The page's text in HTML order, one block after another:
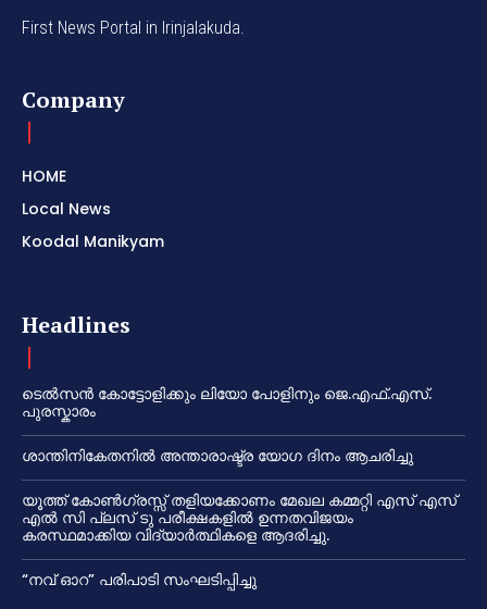
First News Portal in Irinjalakuda.
Company
HOME
Local News
Koodal Manikyam
Headlines
ടെൽസൻ കോട്ടോളിക്കും ലിയോ പോളിനും ജെ.എഫ്.എസ്.
പുരസ്കാരം
ശാന്തിനികേതനിൽ അന്താരാഷ്ട്ര യോഗ ദിനം ആചരിച്ചു
യൂത്ത് കോൺഗ്രസ്സ് തളിയക്കോണം മേഖല കമ്മറ്റി എസ് എസ്
എൽ സി പ്ലസ് ടു പരീക്ഷകളിൽ ഉന്നതവിജയം
കരസ്ഥമാക്കിയ വിദ്യാർത്ഥികളെ ആദരിച്ചു.
“നവ് ഓറ” പരിപാടി സംഘടിപ്പിച്ചു